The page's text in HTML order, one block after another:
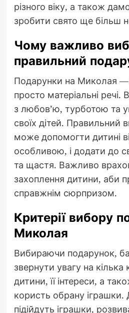
різного віку, а також
зробити свято ще більш
Чому важливо
правильний
Подарунки на Миколая —
просто матеріальні
з любов’ю, турботою та
своїх дітей. Правильний
може допомогти дитині
особливою, і додати до
та щастя. Важливо
захоплення дитини, аби
справжнім сюрпризом.
Критерії вибору
Миколая
Вибираючи подарунок,
звернути увагу на кілька
дитини, її інтереси, а
користь обрану
підійдуть іграшки,